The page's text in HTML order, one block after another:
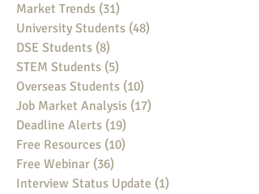
Market Trends (31)
University Students (48)
DSE Students (8)
STEM Students (5)
Overseas Students (10)
Job Market Analysis (17)
Deadline Alerts (19)
Free Resources (10)
Free Webinar (36)
Interview Status Update (1)